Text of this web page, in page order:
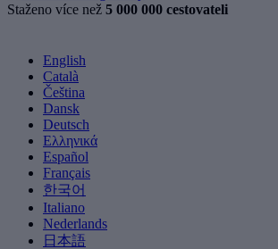
Staženo více než 5 000 000 cestovateli
English
Català
Čeština
Dansk
Deutsch
Ελληνικά
Español
Français
한국어
Italiano
Nederlands
日本語